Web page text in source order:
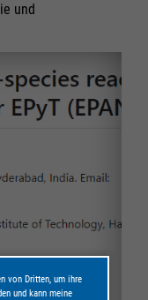
und
von Dritten, um ihre
und kann meine